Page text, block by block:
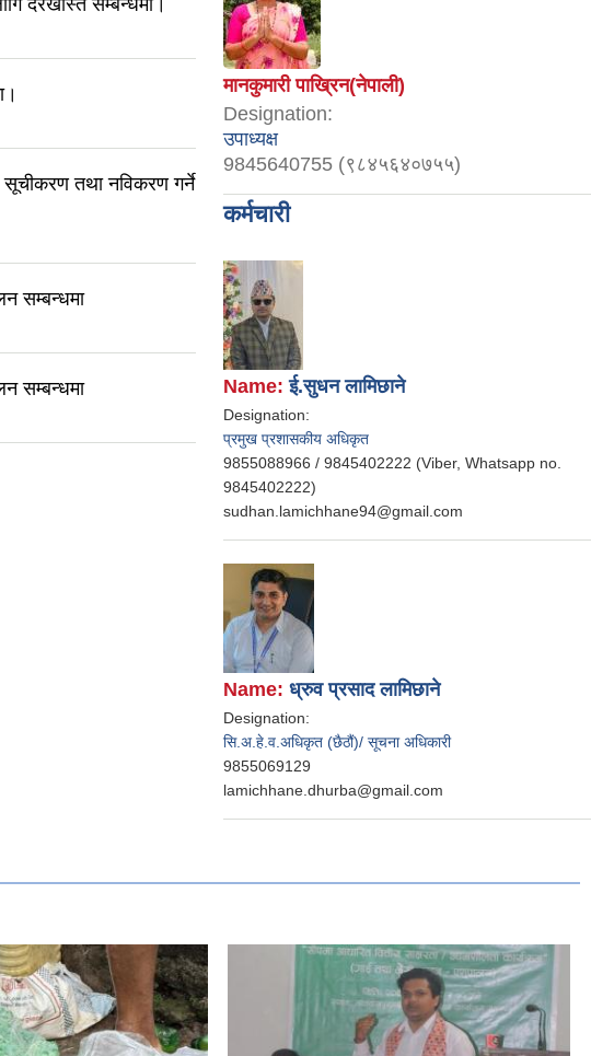
सूचीकरण तथा नविकरण गर्ने
सम्बन्धमा
सम्बन्धमा
मानकुमारी पाख्रिन(नेपाली)
Designation:
उपाध्यक्ष
9845640755 (९८४५६४०७५५)
कर्मचारी
Name:ई.सुधन लामिछाने
Designation:
प्रमुख प्रशासकीय अधिकृत
9855088966 / 9845402222 (Viber, Whatsapp no.
9845402222)
sudhan.lamichhane94@gmail.com
Name: ध्रुव प्रसाद लामिछाने
Designation:
सि.अ.हे.व.अधिकृत (छैठौं)/ सूचना अधिकारी
9855069129
lamichhane.dhurba@gmail.com